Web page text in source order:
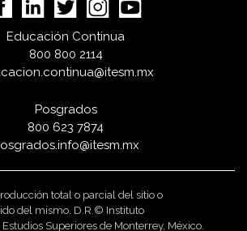
Educación Continua
800 800 2114
Posgrados
800 623 7874
total o parcial del sitio o
del mismo. D.R.© Instituto
Superiores de Monterrey, México.